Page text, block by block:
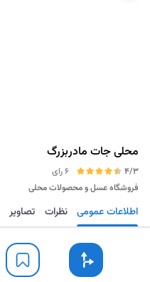
محلی جات مادربزرگ
4/3
6 رای
فروشگاه عسل و محصولات محلی
مسیریابی ذخیره اطلاعات عمومی نظرات تصاویر